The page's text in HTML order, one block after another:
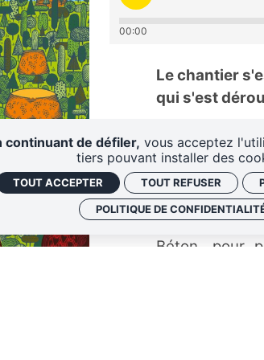
00:00
Le chantier
qui s'est
Sous
Mutine et
plateau radio
Pendant cinq
Béton, pour
continuant de défiler, vous acceptez
tiers pouvant installer des
TOUT ACCEPTER TOUT REFUSER
POLITIQUE DE